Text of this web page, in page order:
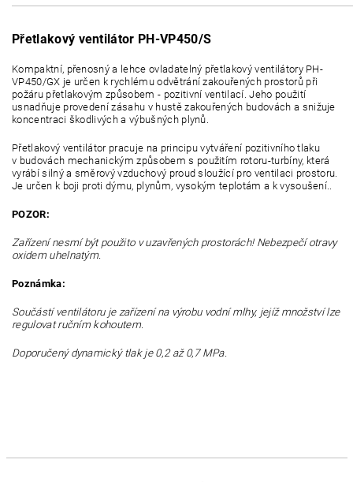
Přetlakový ventilátor PH-VP450/S
Kompaktní, přenosný a lehce ovladatelný přetlakový ventilátory PH-
VP450/GX je určen k rychlému odvětrání zakouřených prostorů při
požáru přetlakovým způsobem - pozitivní ventilací. Jeho použití
usnadňuje provedení zásahu v hustě zakouřených budovách a snižuje
koncentraci škodlivých a výbušných plynů.
Přetlakový ventilátor pracuje na principu vytváření pozitivního tlaku
v budovách mechanickým způsobem s použitím rotoru-turbíny, která
vyrábí silný a směrový vzduchový proud sloužící pro ventilaci prostoru.
Je určen k boji proti dýmu, plynům, vysokým teplotám a k vysoušení..
POZOR:
Zařízení nesmí být použito v uzavřených prostorách! Nebezpečí otravy
oxidem uhelnatým.
Poznámka:
Součástí ventilátoru je zařízení na výrobu vodní mlhy, jejíž množství lze
regulovat ručním kohoutem.
Doporučený dynamický tlak je 0,2 až 0,7 MPa.